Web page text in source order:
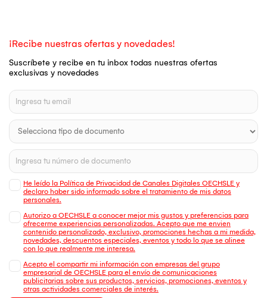
¡Recibe nuestras ofertas y novedades!
Suscríbete y recibe en tu inbox todas nuestras ofertas
exclusivas y novedades
He leído la Política de Privacidad de Canales Digitales OECHSLE y
declaro haber sido informado sobre el tratamiento de mis datos
personales.
Autorizo a OECHSLE a conocer mejor mis gustos y preferencias para
ofrecerme experiencias personalizadas. Acepto que me envien
contenido personalizado, exclusivo, promociones hechas a mi medida,
novedades, descuentos especiales, eventos y todo lo que se alinee
con lo que realmente me interesa.
Acepto el compartir mi información con empresas del grupo
empresarial de OECHSLE para el envío de comunicaciones
publicitarias sobre sus productos, servicios, promociones, eventos y
otras actividades comerciales de interés.